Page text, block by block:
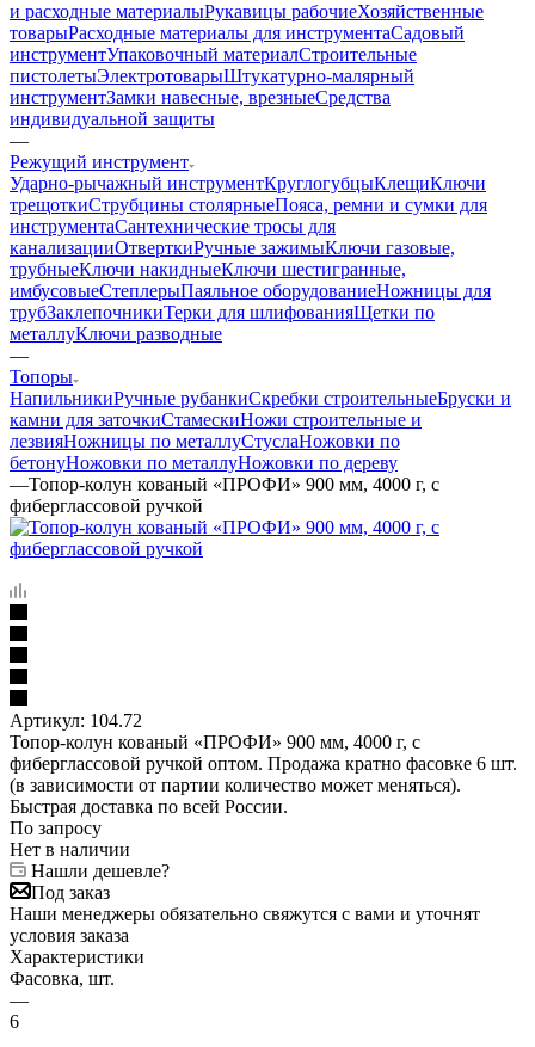
и расходные материалыРукавицы рабочиеХозяйственные
товарыРасходные материалы для инструментаСадовый
инструментУпаковочный материалСтроительные
пистолетыЭлектротоварыШтукатурно-малярный
инструментЗамки навесные, врезныеСредства
индивидуальной защиты
—
Режущий инструмент
Ударно-рычажный инструментКруглогубцыКлещиКлючи
трещоткиСтрубцины столярныеПояса, ремни и сумки для
инструментаСантехнические тросы для
канализацииОтверткиРучные зажимыКлючи газовые,
трубныеКлючи накидныеКлючи шестигранные,
имбусовыеСтеплерыПаяльное оборудованиеНожницы для
трубЗаклепочникиТерки для шлифованияЩетки по
металлуКлючи разводные
—
Топоры
НапильникиРучные рубанкиСкребки строительныеБруски и
камни для заточкиСтамескиНожи строительные и
лезвияНожницы по металлуСтуслаНожовки по
бетонуНожовки по металлуНожовки по дереву
—Топор-колун кованый «ПРОФИ» 900 мм, 4000 г, с
фиберглассовой ручкой
Артикул: 104.72
Топор-колун кованый «ПРОФИ» 900 мм, 4000 г, с
фиберглассовой ручкой оптом. Продажа кратно фасовке 6 шт.
(в зависимости от партии количество может меняться).
Быстрая доставка по всей России.
По запросу
Нет в наличии
Нашли дешевле?
Под заказ
Наши менеджеры обязательно свяжутся с вами и уточнят
условия заказа
Характеристики
Фасовка, шт.
—
6